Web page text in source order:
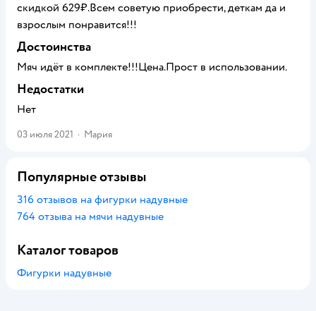
скидкой 629₽.Всем советую приобрести, деткам да и
взрослым понравится!!!
Достоинства
Мяч идёт в комплекте!!!Цена.Прост в использовании.
Недостатки
Нет
03 июля 2021 · Мария
Популярные отзывы
316 отзывов на фигурки надувные
764 отзыва на мячи надувные
Каталог товаров
Фигурки надувные